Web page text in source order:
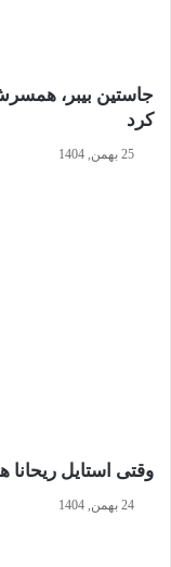
جاستین بیبر،
کرد
25 بهمن, 1404
وقتی استایل
24 بهمن, 1404